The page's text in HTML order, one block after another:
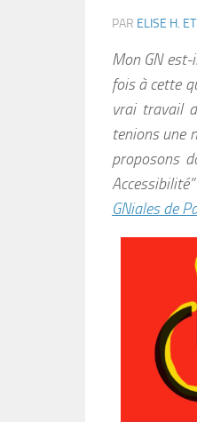
PAR ELISE H.
Mon GN
fois à cette
vrai travail
tenions une
proposons
GNiales de